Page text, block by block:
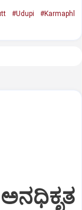
#Udupi
#Karmaphl